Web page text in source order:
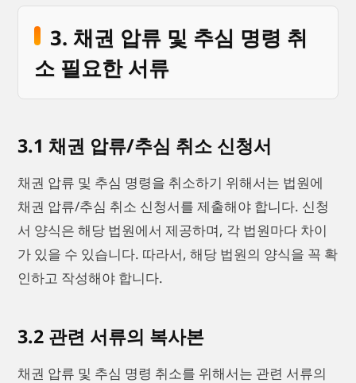
3. 채권 압류 및 추심 명령 취
소 필요한 서류
3.1 채권 압류/추심 취소 신청서
채권 압류 및 추심 명령을 취소하기 위해서는 법원에
채권 압류/추심 취소 신청서를 제출해야 합니다. 신청
서 양식은 해당 법원에서 제공하며, 각 법원마다 차이
가 있을 수 있습니다. 따라서, 해당 법원의 양식을 꼭 확
인하고 작성해야 합니다.
3.2 관련 서류의 복사본
채권 압류 및 추심 명령 취소를 위해서는 관련 서류의